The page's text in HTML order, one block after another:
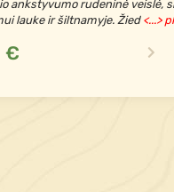
ankstyvumo rudeninė veislė,
lauke ir šiltnamyje. Žied<...>
€